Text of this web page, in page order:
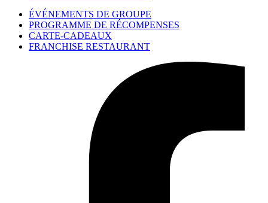
ÉVÉNEMENTS DE GROUPE
PROGRAMME DE RÉCOMPENSES
CARTE-CADEAUX
FRANCHISE RESTAURANT